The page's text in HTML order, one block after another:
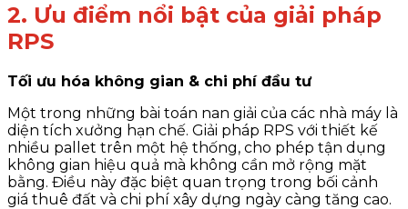
2. Ưu điểm nổi bật của giải pháp
RPS
Tối ưu hóa không gian & chi phí đầu tư
Một trong những bài toán nan giải của các nhà máy là
diện tích xưởng hạn chế. Giải pháp RPS với thiết kế
nhiều pallet trên một hệ thống, cho phép tận dụng
không gian hiệu quả mà không cần mở rộng mặt
bằng. Điều này đặc biệt quan trọng trong bối cảnh
giá thuê đất và chi phí xây dựng ngày càng tăng cao.